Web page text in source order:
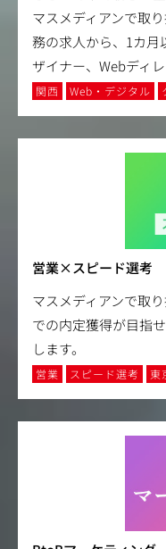
マスメディアンで取
務の求人から、1カ月
ザイナー、Webディ
関西 Web・デジタル
営業×スピード選考
マスメディアンで取
での内定獲得が目指
します。
営業 スピード選考 東